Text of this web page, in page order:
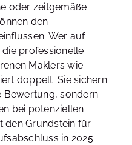
oder zeitgemäße
den
Wer auf
professionelle
Maklers wie
doppelt: Sie sichern
Bewertung, sondern
bei potenziellen
den Grundstein für
in 2025.